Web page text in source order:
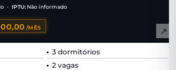
• IPTU: Não informado
/MÊS ↗
3 dormitórios
2 vagas